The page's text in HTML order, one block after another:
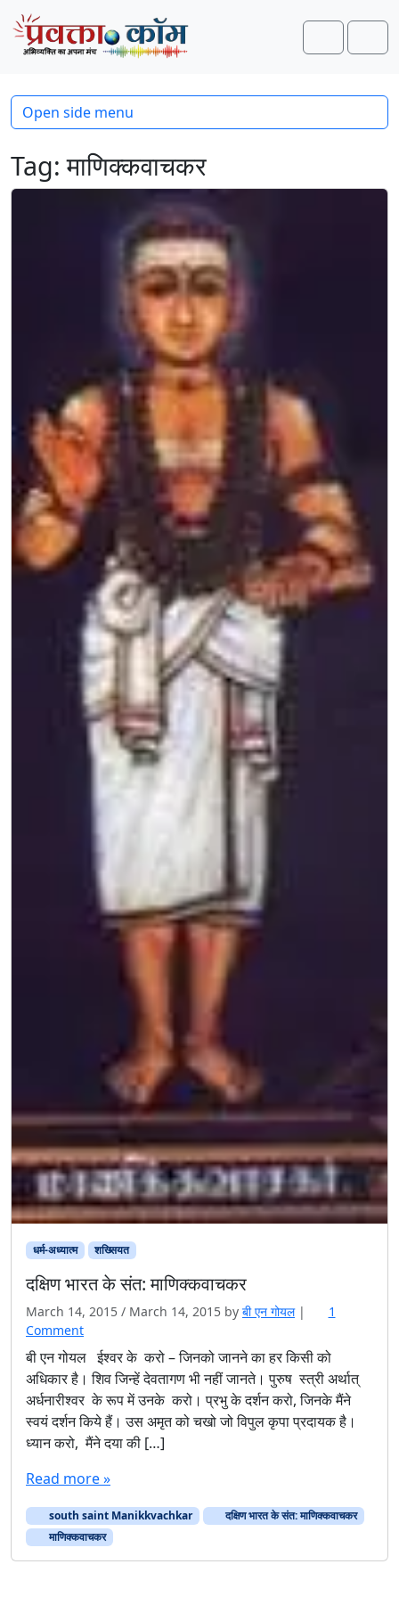
Skip to content
Skip to footer
Search
Tag:माणिक्कवाचकर
धर्म-अध्यात्म शख्सियत
दक्षिण भारत के संत: माणिक्कवाचकर
March 14, 2015 / March 14, 2015 by बी एन गोयल |
1
Commento
द
क्षि
ण
भा
र
के
त
:
बी एन गोयल ईश्वर के करो – जिनको जानने का हर किसी को
अधिकार है। शिव जिन्हें देवतागण भी नहीं जानते। पुरुष स्त्री अर्थात्
अर्धनारीश्वर के रूप में उनके करो। प्रभु के दर्शन करो, जिनके मैंने
स्वयं दर्शन किये हैं। उस अमृत को चखो जो विपुल कृपा प्रदायक है।
ध्यान करो, मैंने दया की […]
Read more »
south saint Manikkvachkar
दक्षिण भारत के संत: माणिक्कवाचकर
माणिक्कवाचकर
Open side menu